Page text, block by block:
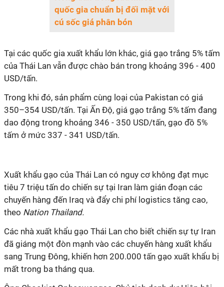
quốc gia chuẩn bị đối mặt với
cú sốc giá phân bón
Tại các quốc gia xuất khẩu lớn khác, giá gạo trắng 5% tấm
của Thái Lan vẫn được chào bán trong khoảng 396 - 400
USD/tấn.
Trong khi đó, sản phẩm cùng loại của Pakistan có giá
350–354 USD/tấn. Tại Ấn Độ, giá gạo trắng 5% tấm đang
dao động trong khoảng 346 - 350 USD/tấn, gạo đồ 5%
tấm ở mức 337 - 341 USD/tấn.
Xuất khẩu gạo của Thái Lan có nguy cơ không đạt mục
tiêu 7 triệu tấn do chiến sự tại Iran làm gián đoạn các
chuyến hàng đến Iraq và đẩy chi phí logistics tăng cao,
theo Nation Thailand.
Các nhà xuất khẩu gạo Thái Lan cho biết chiến sự tự Iran
đã giáng một đòn mạnh vào các chuyến hàng xuất khẩu
sang Trung Đông, khiến hơn 200.000 tấn gạo xuất khẩu bị
mất trong ba tháng qua.